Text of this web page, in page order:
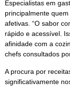
Especialistas em
principalmente
afetivas. “O sabor
rápido e acessível.
afinidade com a
chefs consultados
A procura por
significativamente